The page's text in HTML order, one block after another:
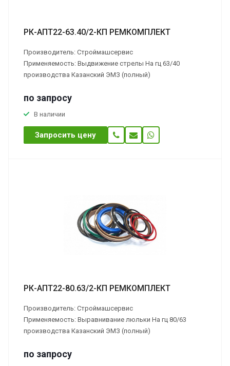
РК-АПТ22-63.40/2-КП РЕМКОМПЛЕКТ
Производитель: Строймашсервис
Применяемость: Выдвижение стрелы На гц 63/40
производства Казанский ЭМЗ (полный)
по запросу
В наличии
Запросить цену
РК-АПТ22-80.63/2-КП РЕМКОМПЛЕКТ
Производитель: Строймашсервис
Применяемость: Выравнивание люльки На гц 80/63
производства Казанский ЭМЗ (полный)
по запросу